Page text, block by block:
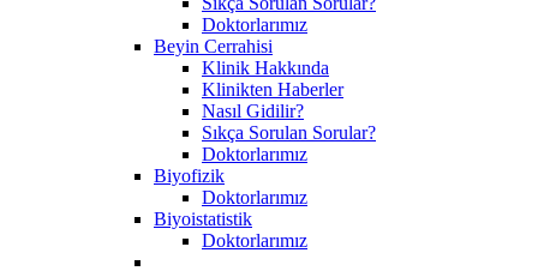
Doktorlarımız
Beyin Cerrahisi
Klinik Hakkında
Klinikten Haberler
Nasıl Gidilir?
Sıkça Sorulan Sorular?
Doktorlarımız
Biyofizik
Doktorlarımız
Biyoistatistik
Doktorlarımız